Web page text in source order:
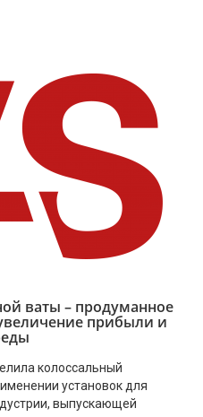
ваты – продуманное
прибыли и
колоссальный
установок для
выпускающей